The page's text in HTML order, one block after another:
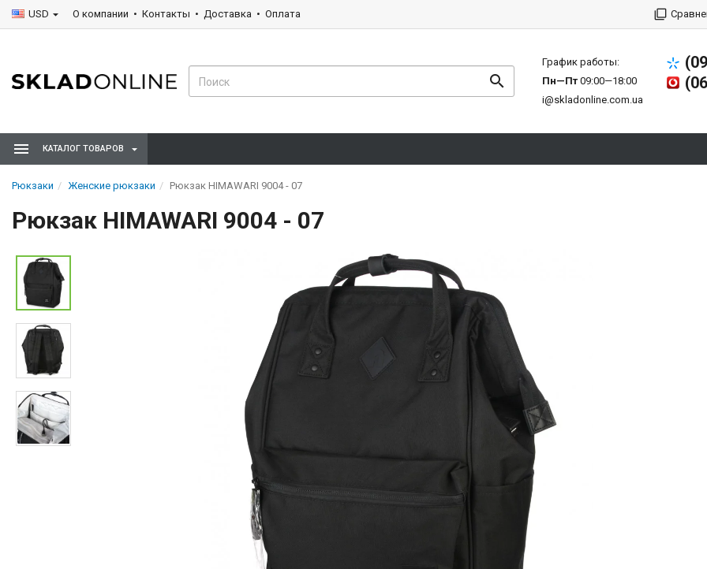
USD О компании Контакты Доставка Оплата
График работы:
Пн—Пт09:00—18:00
i@skladonline.com.ua
КАТАЛОГ ТОВАРОВ
Рюкзаки Женские рюкзаки Рюкзак HIMAWARI 9004 - 07
Рюкзак HIMAWARI 9004 - 07